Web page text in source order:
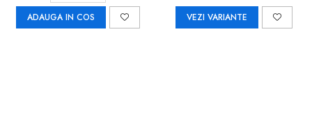
ADAUGA IN COS VEZI VARIANTE